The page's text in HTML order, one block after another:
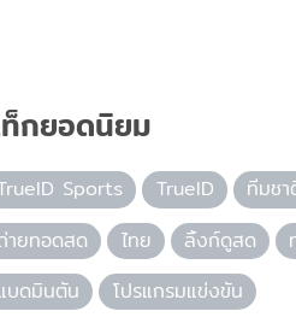
กยอดนิยม
Sports TrueID
ทีมชา
ายทอดสด
ไทย ลิ้งก์ดูสด
บดมินตัน
โปรแกรมแข่งขัน